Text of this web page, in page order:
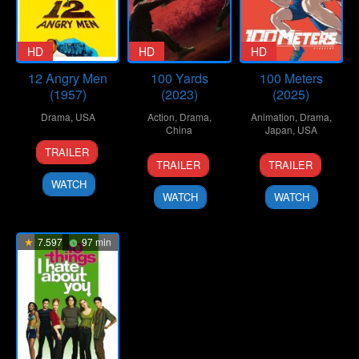
HD
12 Angry Men
(1957)
Drama, USA
10
Apr
1957
Don
Kranze
TRAILER
WATCH
HD
100 Yards
(2023)
Action, Drama,
China
20
Sep
2024
Xu
Junfeng
TRAILER
WATCH
HD
100 Meters
(2025)
Animation, Drama,
Japan, USA
19
Sep
2025
Kenji
Iwaisawa
TRAILER
WATCH
7.597 97 min